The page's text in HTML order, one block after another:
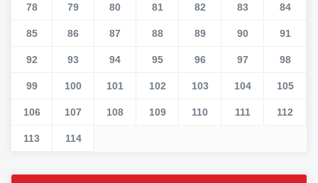
78 79 80 81 82 83 84
85 86 87 88 89 90 91
92 93 94 95 96 97 98
99 100 101 102 103 104 105
106 107 108 109 110 111 112
113 114